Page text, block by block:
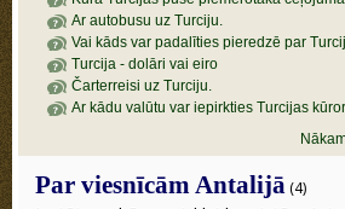
Ar autobusu uz Turciju.
Vai kāds var padalīties pieredzē par
Turcija - dolāri vai eiro
Čarterreisi uz Turciju.
Ar kādu valūtu var iepirkties Turcijas
Par viesnīcām Antalijā (4)